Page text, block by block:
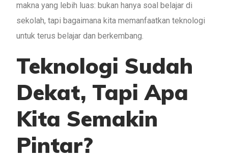
makna yang lebih luas: bukan hanya soal belajar di
sekolah, tapi bagaimana kita memanfaatkan teknologi
untuk terus belajar dan berkembang.
Teknologi Sudah
Dekat, Tapi Apa
Kita Semakin
Pintar?